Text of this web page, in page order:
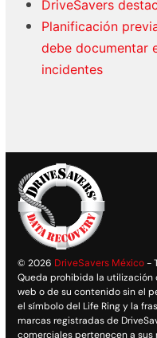
DriveSavers
Planificación
debe documentar
incidentes
© 2026 DriveSavers México -
Queda prohibida la
web o de su contenido sin el
el símbolo del Life Ring y la
marcas registradas de
comerciales pertenecen a